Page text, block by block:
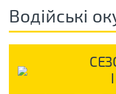
Водійські